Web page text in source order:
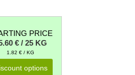
PRICE
€ / 25 KG
1.82 € / KG
options